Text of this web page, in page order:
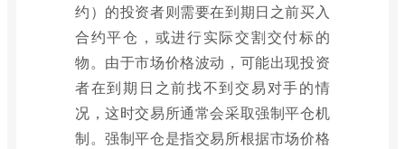
约）的投资者则需要在到期日之前买入
合约平仓，或进行实际交割交付标的
物。由于市场价格波动，可能出现投资
者在到期日之前找不到交易对手的情
况，这时交易所通常会采取强制平仓机
制。强制平仓是指交易所根据市场价格